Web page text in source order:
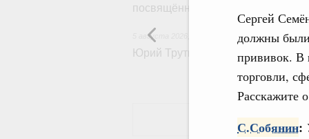
Сергей
должны
прививок. В
торговли,
Расскажите
С.Собянин:
посвящённой повышению
5 августа 2026 Общие вопросы развития ДФО
Юрий Трутнев: Опубликована